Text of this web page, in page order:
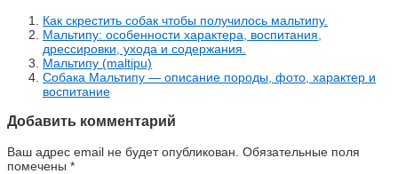
Как скрестить собак чтобы получилось мальтипу.
Мальтипу: особенности характера, воспитания,
дрессировки, ухода и содержания.
Мальтипу (maltipu)
Собака Мальтипу — описание породы, фото, характер и
воспитание
Добавить комментарий
Ваш адрес email не будет опубликован. Обязательные поля
помечены *